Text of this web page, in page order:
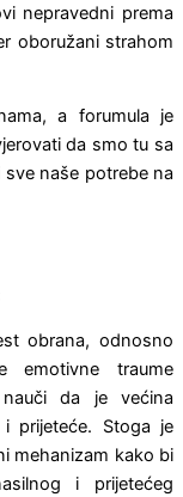
nepravedni prema
oboružani strahom
a forumula je
da smo tu sa
naše potrebe na
obrana, odnosno
traume
da je većina
prijeteće. Stoga je
mehanizam kako bi
i prijetećeg